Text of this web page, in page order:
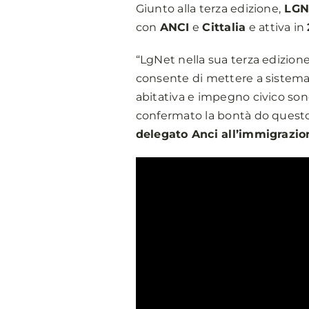
Giunto alla terza edizione,
con ANCI eCittalia e attiva in
“LgNet nella sua terza
consente di mettere a
abitativa e impegno civico
confermato la bontà do
delegato Anci